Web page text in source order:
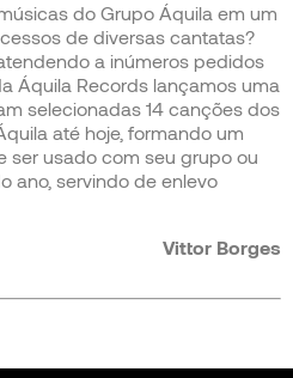
do Grupo Áquila em um
de diversas cantatas?
a inúmeros pedidos
Áquila Records lançamos uma
selecionadas 14 canções dos
até hoje, formando um
ser usado com seu grupo ou
ano, servindo de enlevo
Vittor Borges